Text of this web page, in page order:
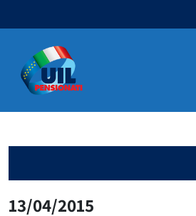
Navigazione principale
13/04/2015